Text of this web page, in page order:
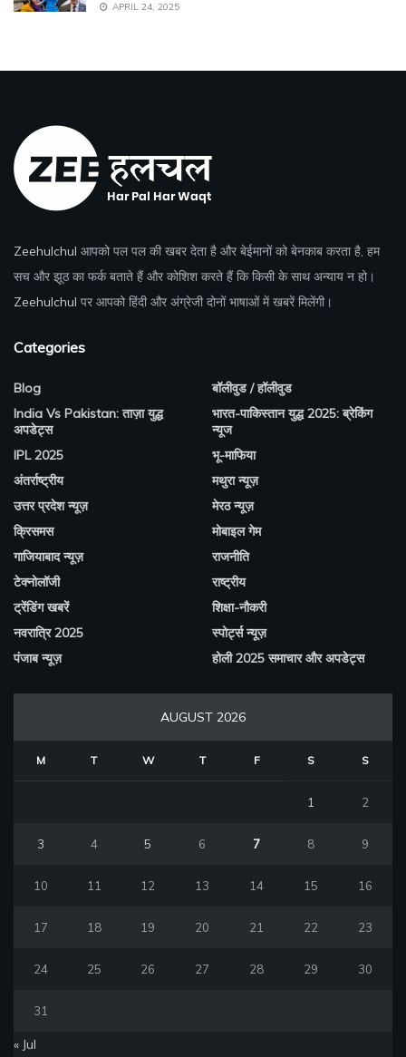
APRIL 24, 2025
Zeehulchul आपको पल पल की खबर देता है और बेईमानों को बेनकाब करता है, हम
सच और झूठ का फर्क बताते हैं और कोशिश करते हैं कि किसी के साथ अन्याय न हो।
Zeehulchul पर आपको हिंदी और अंग्रेजी दोनों भाषाओं में खबरें मिलेंगी।
Categories
Blog
India Vs Pakistan: ताज़ा युद्ध
अपडेट्स
IPL 2025
अंतर्राष्ट्रीय
उत्तर प्रदेश न्यूज़
क्रिसमस
गाजियाबाद न्यूज़
टेक्नोलॉजी
ट्रेंडिंग खबरें
नवरात्रि 2025
पंजाब न्यूज़
बॉलीवुड / हॉलीवुड
भारत-पाकिस्तान युद्ध 2025: ब्रेकिंग
न्यूज
भू-माफिया
मथुरा न्यूज़
मेरठ न्यूज़
मोबाइल गेम
राजनीति
राष्ट्रीय
शिक्षा-नौकरी
स्पोर्ट्स न्यूज़
होली 2025 समाचार और अपडेट्स
AUGUST 2026
M T W T F S S
1 2
3 4 5 6 7 8 9
10 11 12 13 14 15 16
17 18 19 20 21 22 23
24 25 26 27 28 29 30
31
« Jul